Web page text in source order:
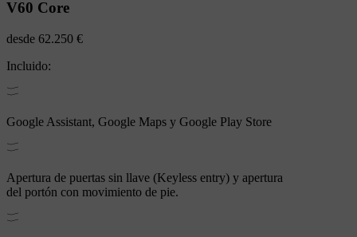
V60 Core
desde 62.250 €
Incluido:
Google Assistant, Google Maps y Google Play Store
Apertura de puertas sin llave (Keyless entry) y apertura
del portón con movimiento de pie.